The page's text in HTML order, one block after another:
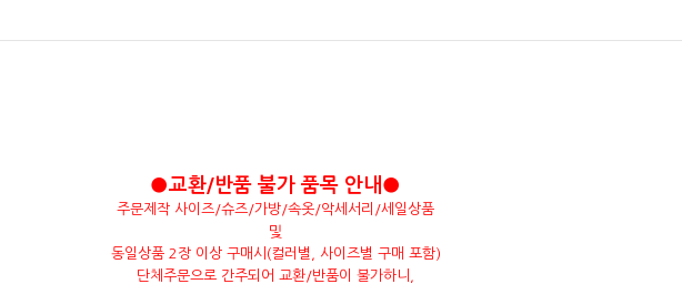
●교환/반품 불가 품목 안내●
주문제작 사이즈/슈즈/가방/속옷/악세서리/세일상품
및
동일상품 2장 이상 구매시(컬러별, 사이즈별 구매 포함)
단체주문으로 간주되어 교환/반품이 불가하니,